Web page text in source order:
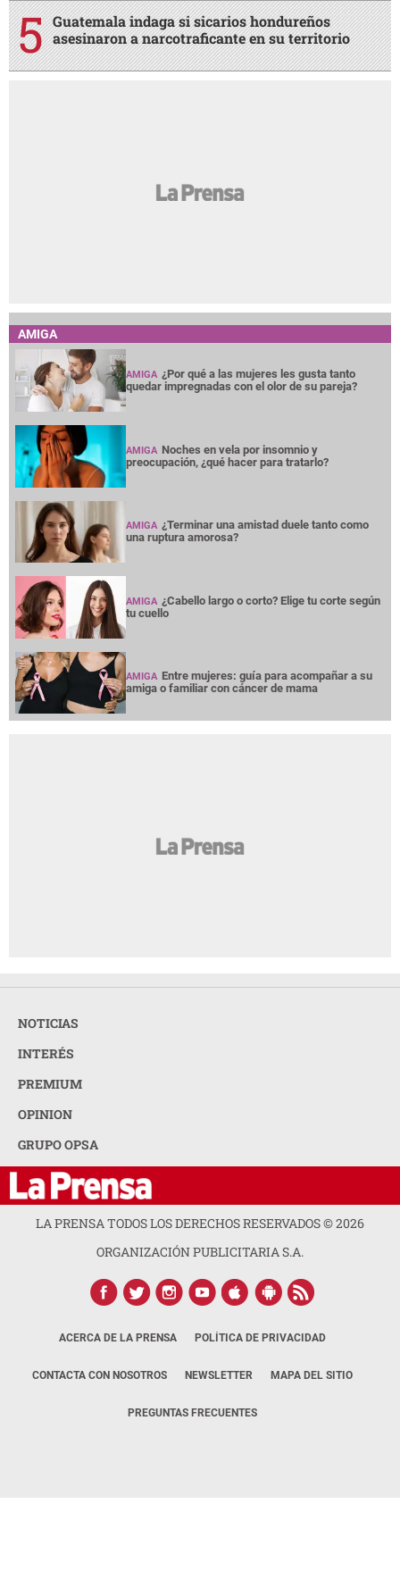
Guatemala indaga si sicarios hondureños
asesinaron a narcotraficante en su territorio
AMIGA
AMIGA ¿Por qué a las mujeres les gusta tanto
quedar impregnadas con el olor de su pareja?
AMIGA Noches en vela por insomnio y
preocupación, ¿qué hacer para tratarlo?
AMIGA ¿Terminar una amistad duele tanto como
una ruptura amorosa?
AMIGA ¿Cabello largo o corto? Elige tu corte según
tu cuello
AMIGA Entre mujeres: guía para acompañar a su
amiga o familiar con cáncer de mama
NOTICIAS
INTERÉS
PREMIUM
OPINION
GRUPO OPSA
LA PRENSA TODOS LOS DERECHOS RESERVADOS ©2026
ORGANIZACIÓN PUBLICITARIA S.A.
ACERCA DE LA PRENSA POLÍTICA DE PRIVACIDAD
CONTACTA CON NOSOTROS NEWSLETTER MAPA DEL SITIO
PREGUNTAS FRECUENTES